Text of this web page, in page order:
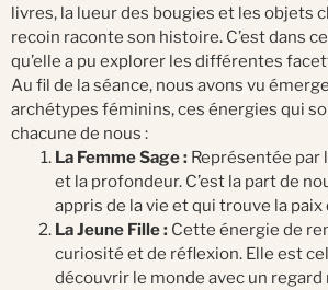
livres, la lueur des bougies et les objets
recoin raconte son histoire. C’est dans
qu’elle a pu explorer les différentes
Au fil de la séance, nous avons vu
archétypes féminins, ces énergies qui
chacune de nous :
La Femme Sage : Représentée par
et la profondeur. C’est la part de
appris de la vie et qui trouve la paix
La Jeune Fille : Cette énergie de
curiosité et de réflexion. Elle est
découvrir le monde avec un regard